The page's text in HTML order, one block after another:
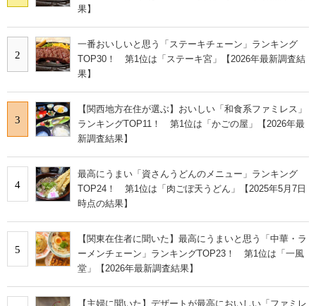
果】
2
一番おいしいと思う「ステーキチェーン」ランキング
TOP30！ 第1位は「ステーキ宮」【2026年最新調査結
果】
3
【関西地方在住が選ぶ】おいしい「和食系ファミレス」
ランキングTOP11！ 第1位は「かごの屋」【2026年最
新調査結果】
4
最高にうまい「資さんうどんのメニュー」ランキング
TOP24！ 第1位は「肉ごぼ天うどん」【2025年5月7日
時点の結果】
5
【関東在住者に聞いた】最高にうまいと思う「中華・ラ
ーメンチェーン」ランキングTOP23！ 第1位は「一風
堂」【2026年最新調査結果】
【主婦に聞いた】デザートが最高においしい「ファミレ